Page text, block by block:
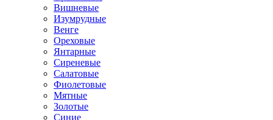
Вишневые
Изумрудные
Венге
Ореховые
Янтарные
Сиреневые
Салатовые
Фиолетовые
Мятные
Золотые
Синие